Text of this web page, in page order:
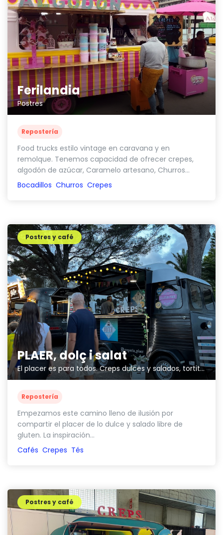
Ferilandia
Postres
Repostería
Food trucks estilo vintage en caravana y en
remolque. Tenemos capacidad de ofrecer crepes,
algodón de azúcar, Caramelo artesano, Churros...
Bocadillos Churros Crepes
PLAER, dolç i salat
El placer es para todos. Creps dulces y salados, tortitas, tartas libre de gluten.
Postres y café
Repostería
Empezamos este camino lleno de ilusión por
compartir el placer de lo dulce y salado libre de
gluten. La inspiración...
Cafés Crepes Tés
Postres y café